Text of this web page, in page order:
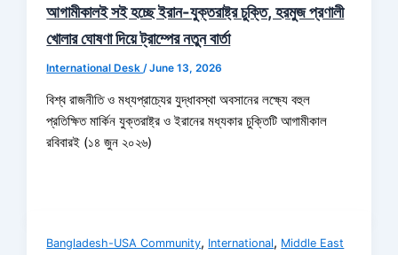
আগামীকালই সই হচ্ছে ইরান-যুক্তরাষ্ট্র চুক্তি, হরমুজ প্রণালী
খোলার ঘোষণা দিয়ে ট্রাম্পের নতুন বার্তা
International Desk/June 13, 2026
বিশ্ব রাজনীতি ও মধ্যপ্রাচ্যের যুদ্ধাবস্থা অবসানের লক্ষ্যে বহুল
প্রতিক্ষিত মার্কিন যুক্তরাষ্ট্র ও ইরানের মধ্যকার চুক্তিটি আগামীকাল
রবিবারই (১৪ জুন ২০২৬)
Bangladesh-USA Community, International, Middle East